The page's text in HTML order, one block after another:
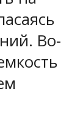
Во-